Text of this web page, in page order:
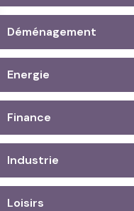
Déménagement
Energie
Finance
Industrie
Loisirs